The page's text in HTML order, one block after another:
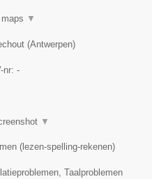
▼
(Antwerpen)
nr: -
▼
(lezen-spelling-rekenen)
Taalproblemen